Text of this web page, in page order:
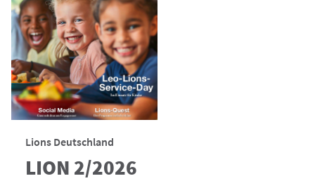
Lions Deutschland
LION 2/2026